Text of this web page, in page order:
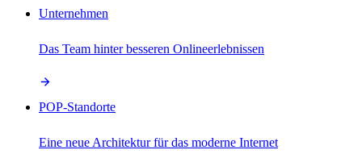
Unternehmen
Das Team hinter besseren Onlineerlebnissen
POP-Standorte
Eine neue Architektur für das moderne Internet